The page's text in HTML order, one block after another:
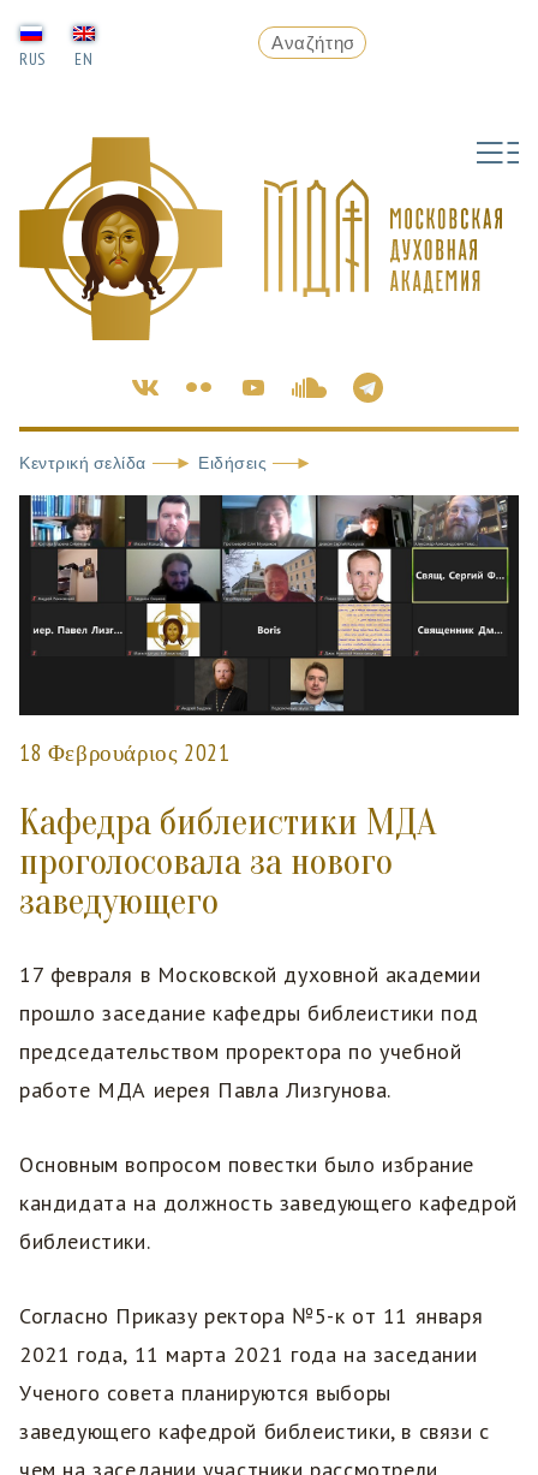
RUS EN
Κεντρική σελίδα Ειδήσεις
18 Φεβρουάριος 2021
Кафедра библеистики МДА
проголосовала за нового
заведующего
17 февраля в Московской духовной академии
прошло заседание кафедры библеистики под
председательством проректора по учебной
работе МДА иерея Павла Лизгунова.
Основным вопросом повестки было избрание
кандидата на должность заведующего кафедрой
библеистики.
Согласно Приказу ректора №5-к от 11 января
2021 года, 11 марта 2021 года на заседании
Ученого совета планируются выборы
заведующего кафедрой библеистики, в связи с
чем на заседании участники рассмотрели